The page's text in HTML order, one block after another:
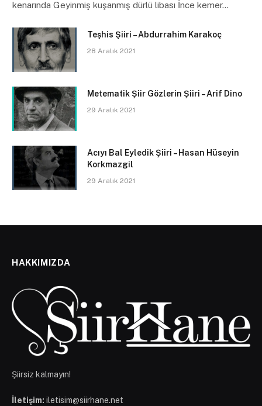
kenarında Geyinmiş kuşanmış dürlü libası İnce kemer…
Teşhis Şiiri – Abdurrahim Karakoç
28 Aralık 2021
Metematik Şiir Gözlerin Şiiri – Arif Dino
29 Aralık 2021
Acıyı Bal Eyledik Şiiri – Hasan Hüseyin
Korkmazgil
29 Aralık 2021
HAKKIMIZDA
Şiirsiz kalmayın!
İletişim: iletisim@siirhane.net